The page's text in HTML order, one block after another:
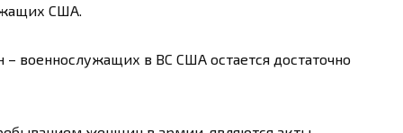
США.
военнослужащих в ВС США остается достаточно